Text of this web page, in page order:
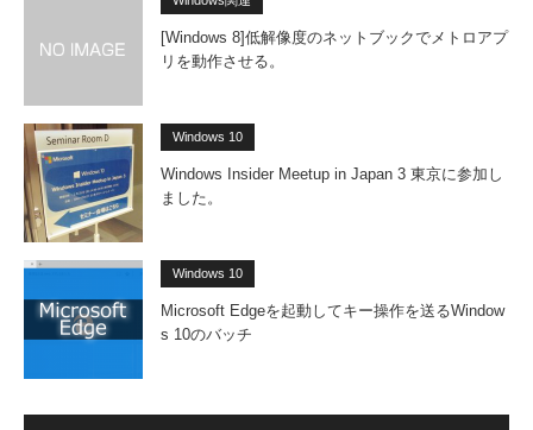
[Windows 8]低解像度のネットブックでメトロアプ
リを動作させる。
Windows 10
Windows Insider Meetup in Japan 3 東京に参加し
ました。
Windows 10
Microsoft Edgeを起動してキー操作を送るWindow
s 10のバッチ